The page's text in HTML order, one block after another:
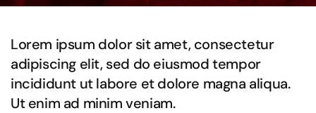
Lorem ipsum dolor sit amet, consectetur
adipiscing elit, sed do eiusmod tempor
incididunt ut labore et dolore magna aliqua.
Ut enim ad minim veniam.